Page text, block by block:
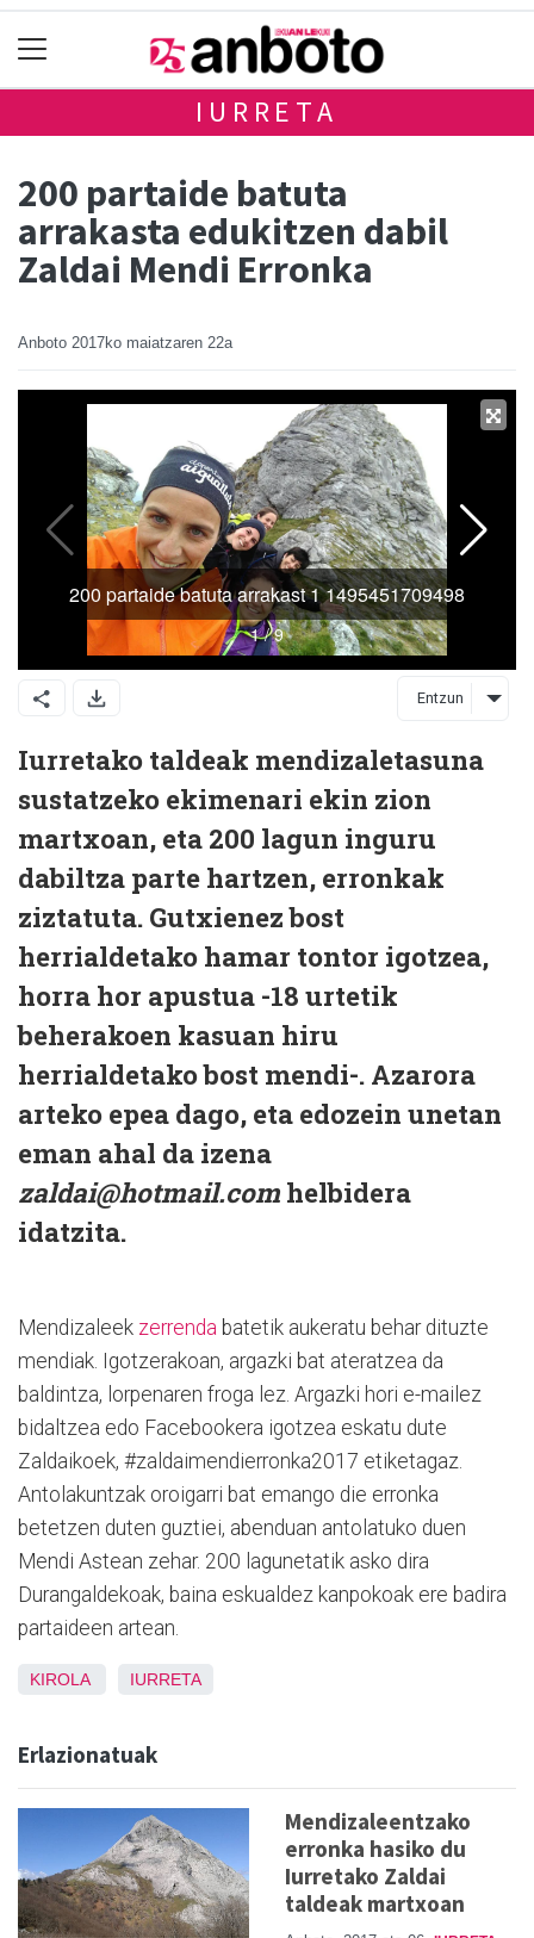
IURRETA
200 partaide batuta
arrakasta edukitzen dabil
Zaldai Mendi Erronka
Anboto 2017ko maiatzaren 22a
Entzun
Iurretako taldeak mendizaletasuna
sustatzeko ekimenari ekin zion
martxoan, eta 200 lagun inguru
dabiltza parte hartzen, erronkak
ziztatuta. Gutxienez bost
herrialdetako hamar tontor igotzea,
horra hor apustua -18 urtetik
beherakoen kasuan hiru
herrialdetako bost mendi-. Azarora
arteko epea dago, eta edozein unetan
eman ahal da izena
zaldai@hotmail.com helbidera
idatzita.
Mendizaleek zerrenda batetik aukeratu behar dituzte
mendiak. Igotzerakoan, argazki bat ateratzea da
baldintza, lorpenaren froga lez. Argazki hori e-mailez
bidaltzea edo Facebookera igotzea eskatu dute
Zaldaikoek, #zaldaimendierronka2017 etiketagaz.
Antolakuntzak oroigarri bat emango die erronka
betetzen duten guztiei, abenduan antolatuko duen
Mendi Astean zehar. 200 lagunetatik asko dira
Durangaldekoak, baina eskualdez kanpokoak ere badira
partaideen artean.
KIROLA IURRETA
Erlazionatuak
Mendizaleentzako
erronka hasiko du
Iurretako Zaldai
taldeak martxoan